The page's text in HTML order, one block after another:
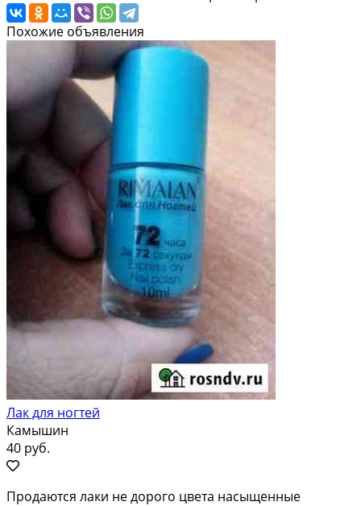
Похожие объявления
Лак для ногтей
Камышин
40 руб.
Продаются лаки не дорого цвета насыщенные